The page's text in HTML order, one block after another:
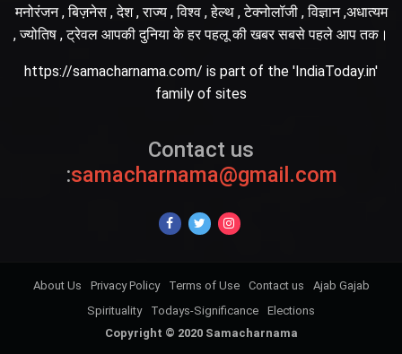
मनोरंजन , बिज़नेस , देश , राज्य , विश्व , हेल्थ , टेक्नोलॉजी , विज्ञान ,अधात्यम
, ज्योतिष , ट्रेवल आपकी दुनिया के हर पहलू की खबर सबसे पहले आप तक।
https://samacharnama.com/ is part of the 'IndiaToday.in'
family of sites
Contact us
:samacharnama@gmail.com
Copyright © 2020 Samacharnama
About Us Privacy Policy Terms of Use Contact us
Ajab Gajab
Spirituality
Todays-Significance Elections